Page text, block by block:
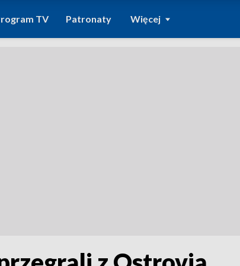
TV Patronaty Więcej